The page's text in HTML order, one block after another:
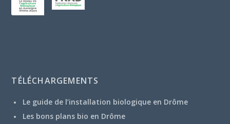
TÉLÉCHARGEMENTS
Le guide de l’installation biologique en Drôme
Les bons plans bio en Drôme